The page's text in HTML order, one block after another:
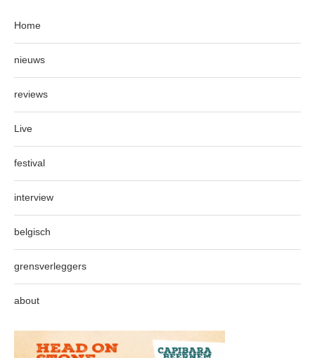
Home
nieuws
reviews
Live
festival
interview
belgisch
grensverleggers
about